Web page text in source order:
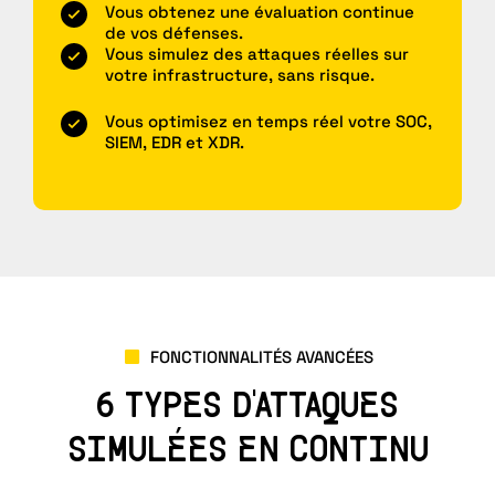
Vous obtenez une évaluation continue
de vos défenses.
Vous simulez des attaques réelles sur
votre infrastructure, sans risque.
Vous optimisez en temps réel votre SOC,
SIEM, EDR et XDR.
FONCTIONNALITÉS AVANCÉES
6 TYPES D'ATTAQUES
SIMULÉES EN CONTINU